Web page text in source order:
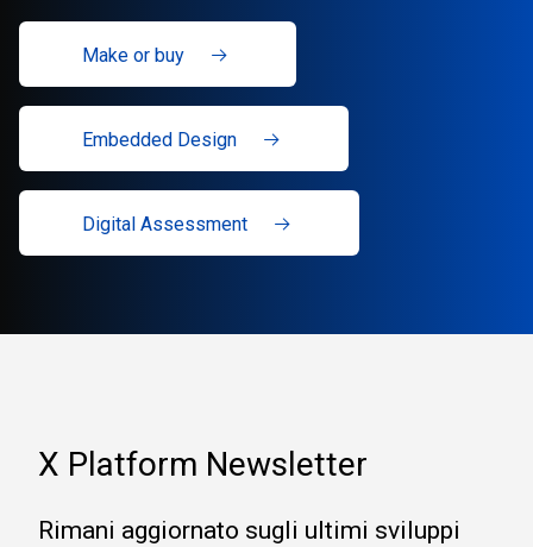
Make or buy
Embedded Design
Digital Assessment
X Platform Newsletter
Rimani aggiornato sugli ultimi sviluppi